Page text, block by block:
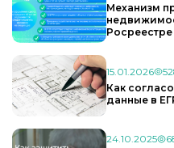
Механизм
Росреестре
15.01.2026
Как
данные в
24.10.2025